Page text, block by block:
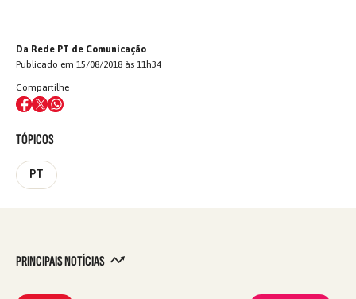
Da Rede PT de Comunicação
Publicado em 15/08/2018 às 11h34
Compartilhe
TÓPICOS
PT
PRINCIPAIS NOTÍCIAS